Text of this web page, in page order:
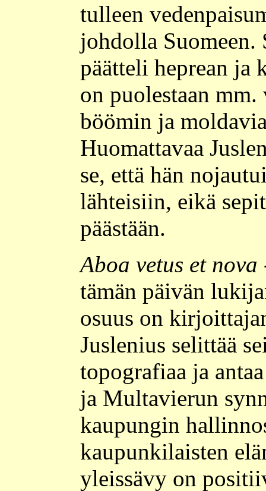
tulleen
johdolla Suomeen.
päätteli heprean ja
on puolestaan
böömin ja
Huomattavaa
se, että hän
lähteisiin, eikä
päästään.
Aboa vetus et nova
tämän päivän
osuus on
Juslenius selittää
topografiaa ja
ja Multavierun
kaupungin
kaupunkilaisten
yleissävy on